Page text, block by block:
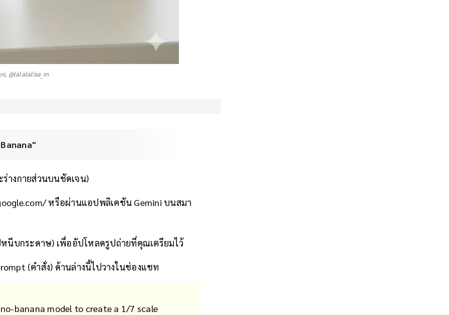
@lalalalisa_m
างกายส่วนบนชัดเจน)
หรือผ่านแอปพลิเคชัน Gemini บนสมา
บกระดาษ) เพื่ออัปโหลดรูปถ่ายที่คุณเตรียมไว้
(คำสั่ง) ด้านล่างนี้ไปวางในช่องแชท
banana model to create a 1/7 scale